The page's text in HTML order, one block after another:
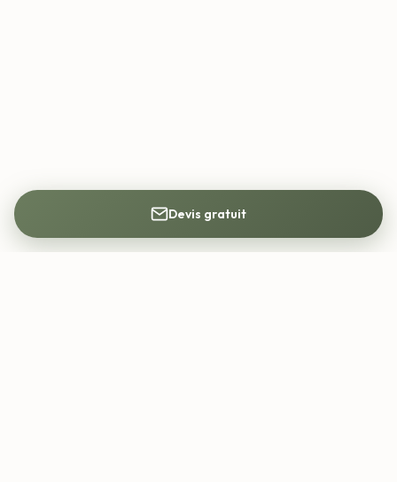
Devis gratuit